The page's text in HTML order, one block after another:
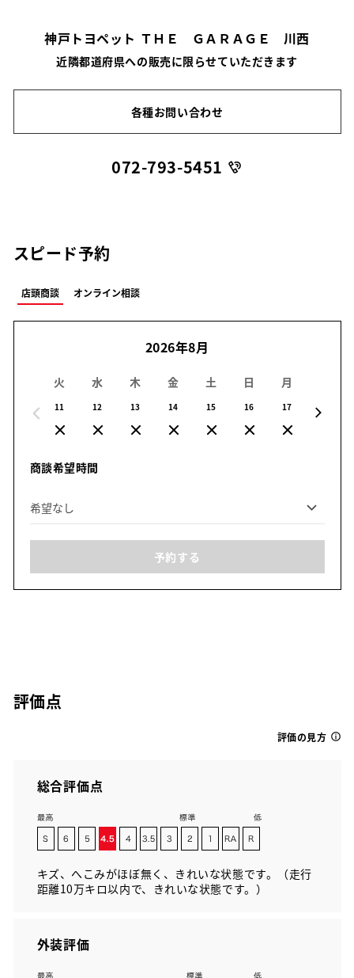
神戸トヨペット ＴＨＥ ＧＡＲＡＧＥ 川西
近隣都道府県への販売に限らせていただきます
各種お問い合わせ
072-793-5451
スピード予約
店頭商談 オンライン相談
2026年8月
火
11
水
12
木
13
金
14
土
15
日
16
月
17
商談希望時間
予約する
評価点
評価の見方
総合評価点
キズ、へこみがほぼ無く、きれいな状態です。（走行
距離10万キロ以内で、きれいな状態です。）
外装評価